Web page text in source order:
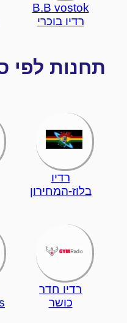
B.B vostok
רדיו בוכרי
תחנות לפי
רדיו
בלוז-המחירון
רדיו חדר
כושר